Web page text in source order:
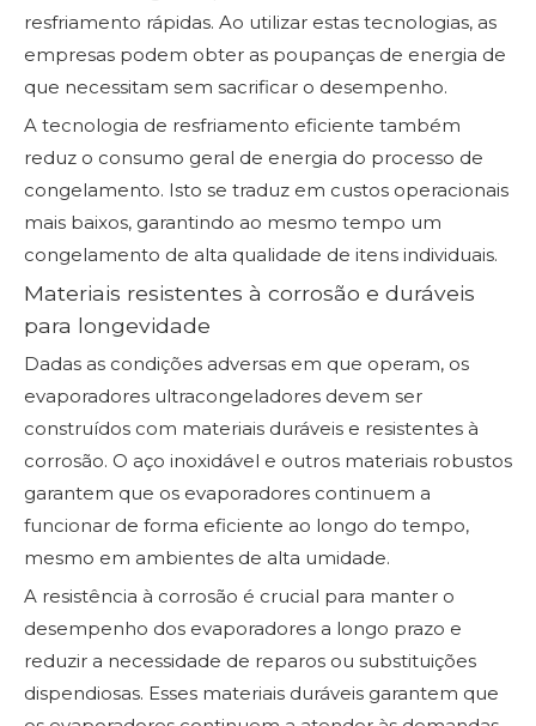
resfriamento rápidas. Ao utilizar estas tecnologias, as
empresas podem obter as poupanças de energia de
que necessitam sem sacrificar o desempenho.
A tecnologia de resfriamento eficiente também
reduz o consumo geral de energia do processo de
congelamento. Isto se traduz em custos operacionais
mais baixos, garantindo ao mesmo tempo um
congelamento de alta qualidade de itens individuais.
Materiais resistentes à corrosão e duráveis ​​
para longevidade
Dadas as condições adversas em que operam, os
evaporadores ultracongeladores devem ser
construídos com materiais duráveis ​​e resistentes à
corrosão. O aço inoxidável e outros materiais robustos
garantem que os evaporadores continuem a
funcionar de forma eficiente ao longo do tempo,
mesmo em ambientes de alta umidade.
A resistência à corrosão é crucial para manter o
desempenho dos evaporadores a longo prazo e
reduzir a necessidade de reparos ou substituições
dispendiosas. Esses materiais duráveis ​​garantem que